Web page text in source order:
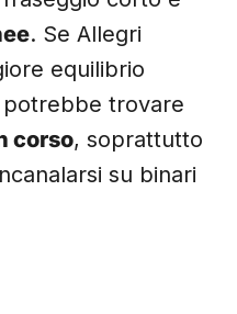
. Se Allegri
equilibrio
potrebbe trovare
corso, soprattutto
su binari